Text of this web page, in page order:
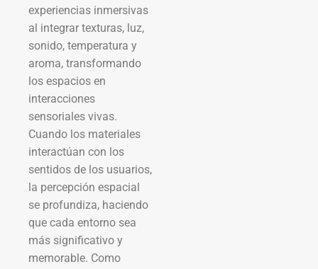
experiencias inmersivas
al integrar texturas, luz,
sonido, temperatura y
aroma, transformando
los espacios en
interacciones
sensoriales vivas.
Cuando los materiales
interactúan con los
sentidos de los usuarios,
la percepción espacial
se profundiza, haciendo
que cada entorno sea
más significativo y
memorable. Como